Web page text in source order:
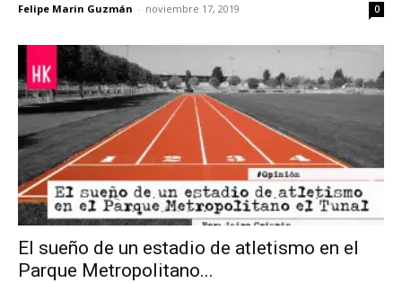
Felipe Marin Guzmán - noviembre 17, 2019 0
El sueño de un estadio de atletismo en el
Parque Metropolitano...